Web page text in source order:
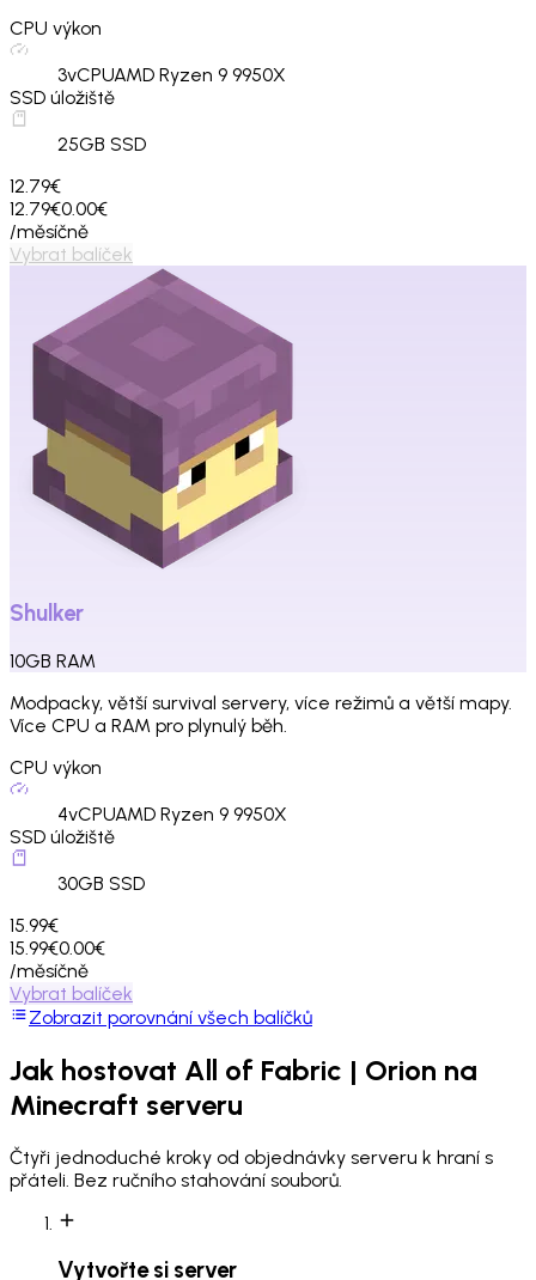
CPU výkon
3vCPUAMD Ryzen 9 9950X
SSD úložiště
25GB SSD
12.79€
12.79€0.00€
/měsíčně
Vybrat balíček
Shulker
10GB RAM
Modpacky, větší survival servery, více režimů a větší mapy.
Více CPU a RAM pro plynulý běh.
CPU výkon
4vCPUAMD Ryzen 9 9950X
SSD úložiště
30GB SSD
15.99€
15.99€0.00€
/měsíčně
Vybrat balíček
Zobrazit porovnání všech balíčků
Jak hostovat All of Fabric | Orion na
Minecraft serveru
Čtyři jednoduché kroky od objednávky serveru k hraní s
přáteli. Bez ručního stahování souborů.
Vytvořte si server